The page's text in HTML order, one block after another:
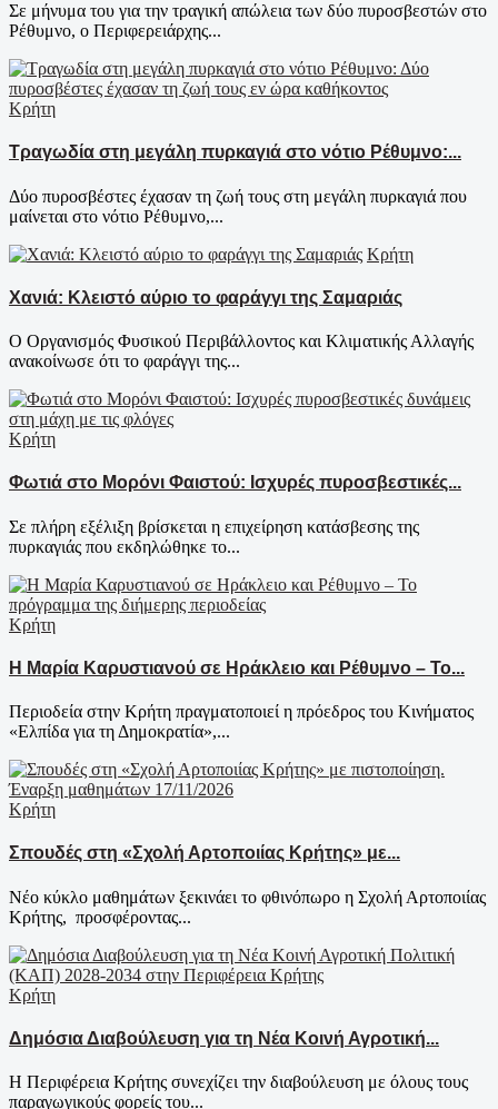
Σε μήνυμα του για την τραγική απώλεια των δύο πυροσβεστών στο
Ρέθυμνο, ο Περιφερειάρχης...
Κρήτη
Τραγωδία στη μεγάλη πυρκαγιά στο νότιο Ρέθυμνο:...
Δύο πυροσβέστες έχασαν τη ζωή τους στη μεγάλη πυρκαγιά που
μαίνεται στο νότιο Ρέθυμνο,...
Κρήτη
Χανιά: Κλειστό αύριο το φαράγγι της Σαμαριάς
Ο Οργανισμός Φυσικού Περιβάλλοντος και Κλιματικής Αλλαγής
ανακοίνωσε ότι το φαράγγι της...
Κρήτη
Φωτιά στο Μορόνι Φαιστού: Ισχυρές πυροσβεστικές...
Σε πλήρη εξέλιξη βρίσκεται η επιχείρηση κατάσβεσης της
πυρκαγιάς που εκδηλώθηκε το...
Κρήτη
Η Μαρία Καρυστιανού σε Ηράκλειο και Ρέθυμνο – Το...
Περιοδεία στην Κρήτη πραγματοποιεί η πρόεδρος του Κινήματος
«Ελπίδα για τη Δημοκρατία»,...
Κρήτη
Σπουδές στη «Σχολή Αρτοποιίας Κρήτης» με...
Νέο κύκλο μαθημάτων ξεκινάει το φθινόπωρο η Σχολή Αρτοποιίας
Κρήτης, προσφέροντας...
Κρήτη
Δημόσια Διαβούλευση για τη Νέα Κοινή Αγροτική...
Η Περιφέρεια Κρήτης συνεχίζει την διαβούλευση με όλους τους
παραγωγικούς φορείς του...